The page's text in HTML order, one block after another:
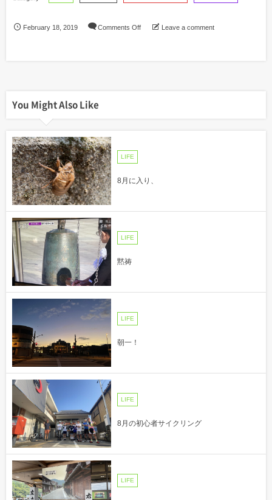
February 18 ,2019 Comments Off Leave a comment
You Might Also Like
LIFE
8月に入り、
LIFE
黙祷
LIFE
朝一！
LIFE
8月の初心者サイクリング
LIFE